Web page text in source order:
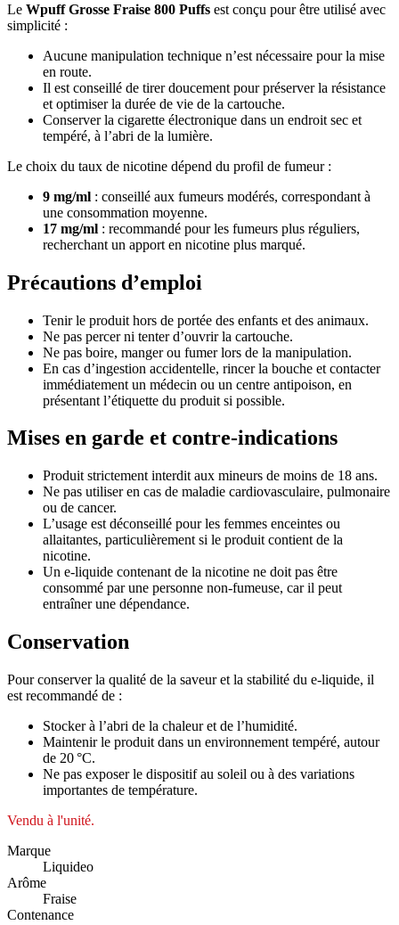
Le Wpuff Grosse Fraise 800 Puffs est conçu pour être utilisé avec
simplicité :
Aucune manipulation technique n’est nécessaire pour la mise
en route.
Il est conseillé de tirer doucement pour préserver la résistance
et optimiser la durée de vie de la cartouche.
Conserver la cigarette électronique dans un endroit sec et
tempéré, à l’abri de la lumière.
Le choix du taux de nicotine dépend du profil de fumeur :
9 mg/ml : conseillé aux fumeurs modérés, correspondant à
une consommation moyenne.
17 mg/ml : recommandé pour les fumeurs plus réguliers,
recherchant un apport en nicotine plus marqué.
Précautions d’emploi
Tenir le produit hors de portée des enfants et des animaux.
Ne pas percer ni tenter d’ouvrir la cartouche.
Ne pas boire, manger ou fumer lors de la manipulation.
En cas d’ingestion accidentelle, rincer la bouche et contacter
immédiatement un médecin ou un centre antipoison, en
présentant l’étiquette du produit si possible.
Mises en garde et contre-indications
Produit strictement interdit aux mineurs de moins de 18 ans.
Ne pas utiliser en cas de maladie cardiovasculaire, pulmonaire
ou de cancer.
L’usage est déconseillé pour les femmes enceintes ou
allaitantes, particulièrement si le produit contient de la
nicotine.
Un e-liquide contenant de la nicotine ne doit pas être
consommé par une personne non-fumeuse, car il peut
entraîner une dépendance.
Conservation
Pour conserver la qualité de la saveur et la stabilité du e-liquide, il
est recommandé de :
Stocker à l’abri de la chaleur et de l’humidité.
Maintenir le produit dans un environnement tempéré, autour
de 20 °C.
Ne pas exposer le dispositif au soleil ou à des variations
importantes de température.
Vendu à l'unité.
Marque
Liquideo
Arôme
Fraise
Contenance